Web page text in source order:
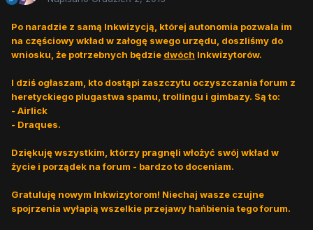
Po naradzie z samą Inkwizycją, której autonomia pozwala im
na częściowy wkład w załogę swego urzędu, doszliśmy do
wniosku, że potrzebnych będzie dwóch Inkwizytorów.
I dziś ogłaszam, kto dostąpi zaszczytu oczyszczania forum z
heretyckiego plugastwa spamu, trollingu i gimbazy. Są to:
- Airlick
- Draques.
Dziękuję wszystkim, którzy pragnęli włożyć swój wkład w
życie i porządek na forum - bardzo to doceniam.
Gratuluję nowym Inkwizytorom! Niechaj wasze czujne
spojrzenia wyłapią wszelkie przejawy hańbienia tego forum.